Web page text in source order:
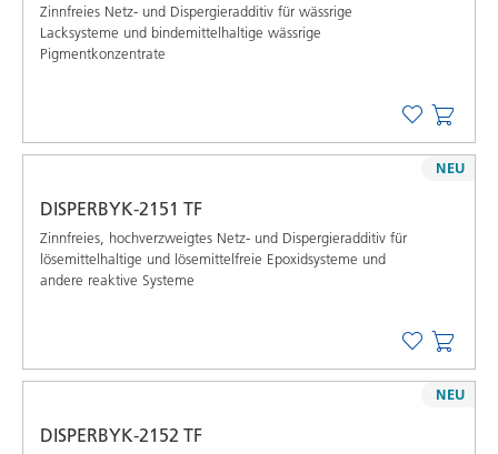
Zinnfreies Netz- und Dispergieradditiv für wässrige
Lacksysteme und bindemittelhaltige wässrige
Pigmentkonzentrate
DISPERBYK-2151 TF
Zinnfreies, hochverzweigtes Netz- und Dispergieradditiv für
lösemittelhaltige und lösemittelfreie Epoxidsysteme und
andere reaktive Systeme
NEU
DISPERBYK-2152 TF
NEU